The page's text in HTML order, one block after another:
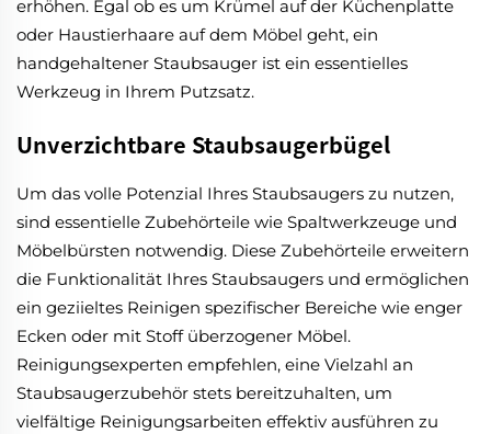
erhöhen. Egal ob es um Krümel auf der Küchenplatte
oder Haustierhaare auf dem Möbel geht, ein
handgehaltener Staubsauger ist ein essentielles
Werkzeug in Ihrem Putzsatz.
Unverzichtbare Staubsaugerbügel
Um das volle Potenzial Ihres Staubsaugers zu nutzen,
sind essentielle Zubehörteile wie Spaltwerkzeuge und
Möbelbürsten notwendig. Diese Zubehörteile erweitern
die Funktionalität Ihres Staubsaugers und ermöglichen
ein geziieltes Reinigen spezifischer Bereiche wie enger
Ecken oder mit Stoff überzogener Möbel.
Reinigungsexperten empfehlen, eine Vielzahl an
Staubsaugerzubehör stets bereitzuhalten, um
vielfältige Reinigungsarbeiten effektiv ausführen zu